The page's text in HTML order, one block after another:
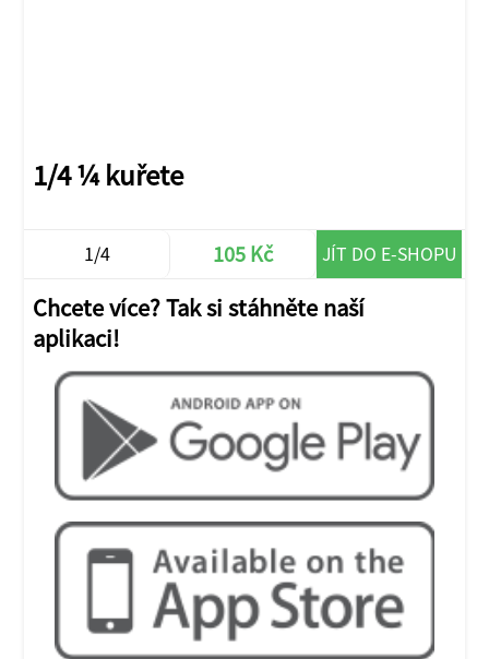
1/4 ¼ kuřete
1/4 105 Kč JÍT DO E-SHOPU
Chcete více? Tak si stáhněte naší
aplikaci!